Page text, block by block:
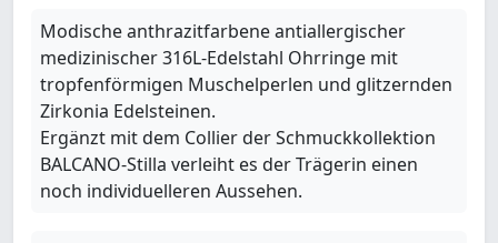
Modische anthrazitfarbene antiallergischer
medizinischer 316L-Edelstahl Ohrringe mit
tropfenförmigen Muschelperlen und glitzernden
Zirkonia Edelsteinen.
Ergänzt mit dem Collier der Schmuckkollektion
BALCANO-Stilla verleiht es der Trägerin einen
noch individuelleren Aussehen.